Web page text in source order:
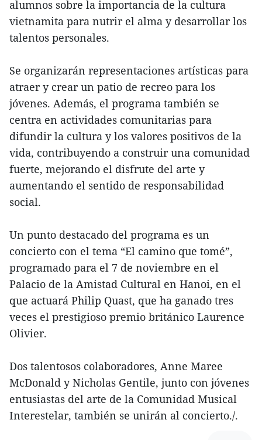
alumnos sobre la importancia de la cultura
vietnamita para nutrir el alma y desarrollar los
talentos personales.
Se organizarán representaciones artísticas para
atraer y crear un patio de recreo para los
jóvenes. Además, el programa también se
centra en actividades comunitarias para
difundir la cultura y los valores positivos de la
vida, contribuyendo a construir una comunidad
fuerte, mejorando el disfrute del arte y
aumentando el sentido de responsabilidad
social.
Un punto destacado del programa es un
concierto con el tema “El camino que tomé”,
programado para el 7 de noviembre en el
Palacio de la Amistad Cultural en Hanoi, en el
que actuará Philip Quast, que ha ganado tres
veces el prestigioso premio británico Laurence
Olivier.
Dos talentosos colaboradores, Anne Maree
McDonald y Nicholas Gentile, junto con jóvenes
entusiastas del arte de la Comunidad Musical
Interestelar, también se unirán al concierto./.